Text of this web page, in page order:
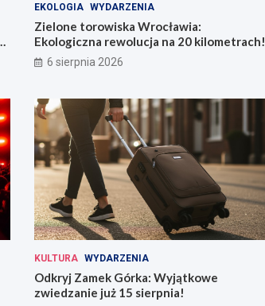
EKOLOGIA WYDARZENIA
Zielone torowiska Wrocławia:
Ekologiczna rewolucja na 20 kilometrach!
6 sierpnia 2026
KULTURA WYDARZENIA
Odkryj Zamek Górka: Wyjątkowe
zwiedzanie już 15 sierpnia!